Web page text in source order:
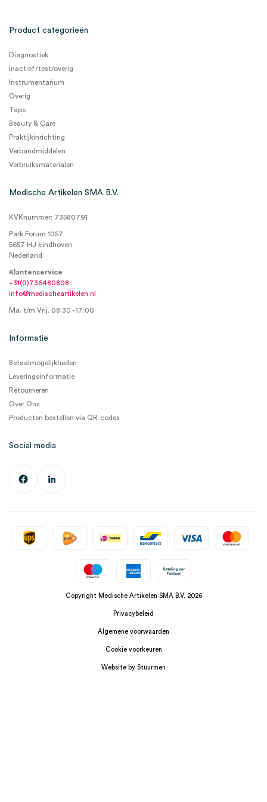
Product categorieën
Diagnostiek
Inactief/test/overig
Instrumentarium
Overig
Tape
Beauty & Care
Praktijkinrichting
Verbandmiddelen
Verbruiksmaterialen
Medische Artikelen SMA B.V.
KVKnummer: 73580791
Park Forum 1057
5657 HJ Eindhoven
Nederland
Klantenservice
+31(0)736480808
info@medischeartikelen.nl
Ma. t/m Vrij. 08:30 - 17:00
Informatie
Betaalmogelijkheden
Leveringsinformatie
Retourneren
Over Ons
Producten bestellen via QR-codes
Social media
Copyright Medische Artikelen SMA B.V. 2026
Privacybeleid
Algemene voorwaarden
Cookie voorkeuren
Website by Stuurmen